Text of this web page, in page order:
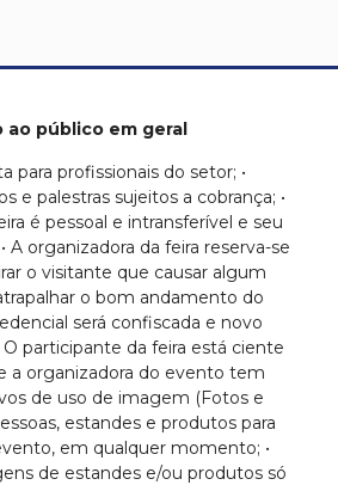
ao público em geral
para profissionais do setor; •
e palestras sujeitos a cobrança; •
é pessoal e intransferível e seu
A organizadora da feira reserva-se
o visitante que causar algum
o bom andamento do
será confiscada e novo
O participante da feira está ciente
a organizadora do evento tem
de uso de imagem (Fotos e
estandes e produtos para
em qualquer momento; •
de estandes e/ou produtos só